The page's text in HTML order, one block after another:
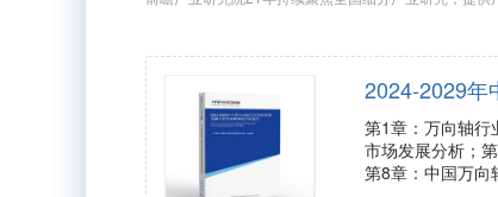
2024-2029年
第1章：万向轴行
市场发展分析；
第8章：中国万向